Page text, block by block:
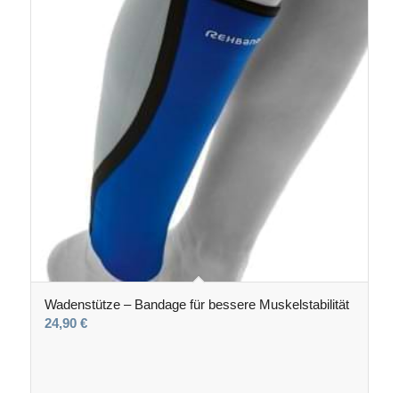
Wadenstütze – Bandage für bessere Muskelstabilität
24,90 €